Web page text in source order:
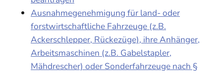
Ausnahmegenehmigung für land- oder
forstwirtschaftliche Fahrzeuge (z.B.
Ackerschlepper, Rückezüge), ihre Anhänger,
Arbeitsmaschinen (z.B. Gabelstapler,
Mähdrescher) oder Sonderfahrzeuge nach §